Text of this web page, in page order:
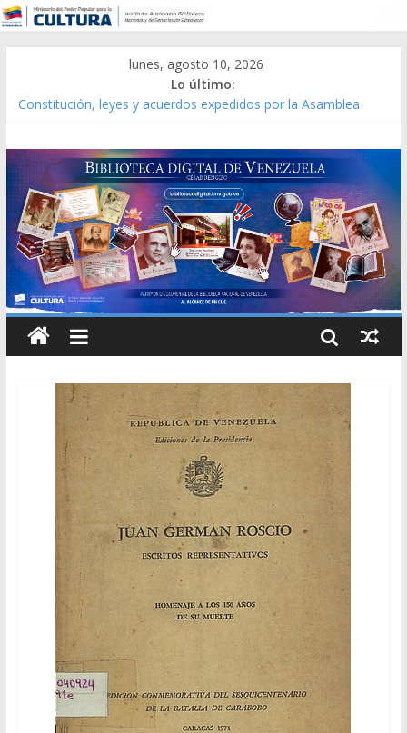
lunes, agosto 10, 2026
Lo último:
Constitución, leyes y acuerdos expedidos por la Asamblea
Modesta Bor Sánchez [material gráfico]
Gaceta Oficial de la República de Venezuela año CXXXIII Mes V,
Caracas 09 de marzo de 2006 N° 38.394
Catálogo temático de obras de Modesta Bor